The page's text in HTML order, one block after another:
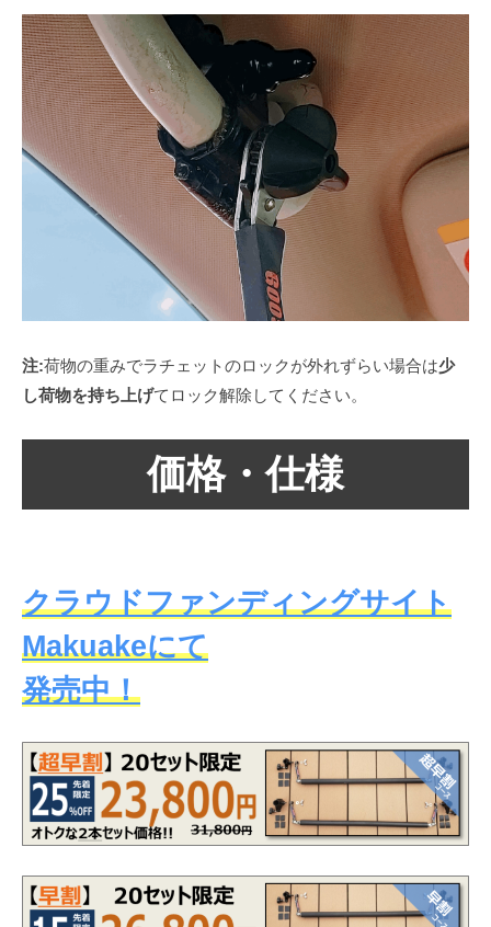
注:荷物の重みでラチェットのロックが外れずらい場合は少
し荷物を持ち上げてロック解除してください。
価格・仕様
クラウドファンディングサイト
Makuakeにて
発売中！